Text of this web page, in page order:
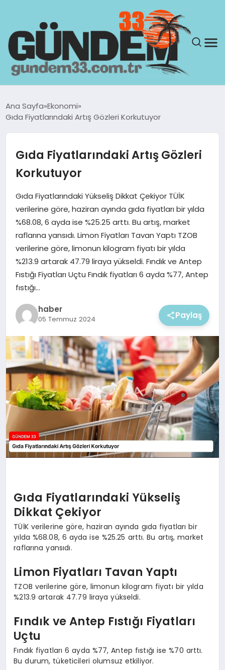
GÜNDEM
YAŞAM
SAĞLIK
TEKNOLOJI
EKONOMI
Ana Sayfa Ekonomi
Gıda Fiyatlarındaki Artış Gözleri Korkutuyor
Gıda Fiyatlarındaki Artış Gözleri
Korkutuyor
Gıda Fiyatlarındaki Yükseliş Dikkat Çekiyor TÜİK
verilerine göre, haziran ayında gıda fiyatları bir yılda
%68.08, 6 ayda ise %25.25 arttı. Bu artış, market
raflarına yansıdı. Limon Fiyatları Tavan Yaptı TZOB
verilerine göre, limonun kilogram fiyatı bir yılda
%213.9 artarak 47.79 liraya yükseldi. Fındık ve Antep
Fıstığı Fiyatları Uçtu Fındık fiyatları 6 ayda %77, Antep
fıstığı…
haber
05 Temmuz 2024 Paylaş
Gıda Fiyatlarındaki Yükseliş
Dikkat Çekiyor
TÜİK verilerine göre, haziran ayında gıda fiyatları bir
yılda %68.08, 6 ayda ise %25.25 arttı. Bu artış, market
raflarına yansıdı.
Limon Fiyatları Tavan Yaptı
TZOB verilerine göre, limonun kilogram fiyatı bir yılda
%213.9 artarak 47.79 liraya yükseldi.
Fındık ve Antep Fıstığı Fiyatları
Uçtu
Fındık fiyatları 6 ayda %77, Antep fıstığı ise %70 arttı.
Bu durum, tüketicileri olumsuz etkiliyor.